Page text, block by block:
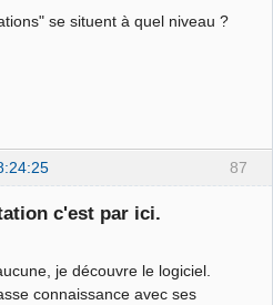
se situent à quel niveau ?
87
c'est par ici.
je découvre le logiciel.
connaissance avec ses